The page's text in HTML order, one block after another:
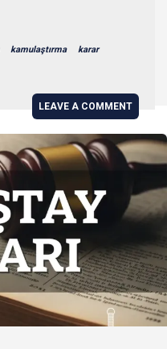
kamulaştırma karar
LEAVE A COMMENT